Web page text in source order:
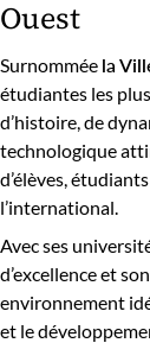
Ouest
Surnommée la
étudiantes les
d’histoire, de
technologique
d’élèves,
l’international.
Avec ses
d’excellence et
environnement
et le